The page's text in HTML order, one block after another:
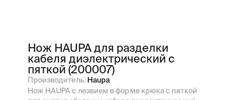
Нож HAUPA для разделки
кабеля диэлектрический с
пяткой (200007)
Производитель: Haupa
Нож HAUPA с лезвием в форме крюка с пяткой